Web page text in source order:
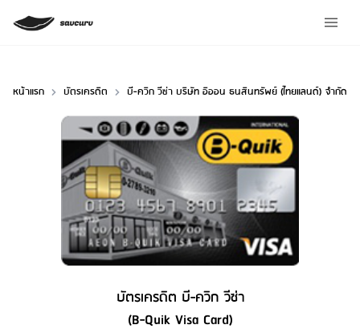
หน้าแรก บัตรเครดิต บี-ควิก วีซ่า บริษัท อิออน ธนสินทรัพย์ (ไทยแลนด์) จำกัด
บัตรเครดิต บี-ควิก วีซ่า
(B-Quik Visa Card)